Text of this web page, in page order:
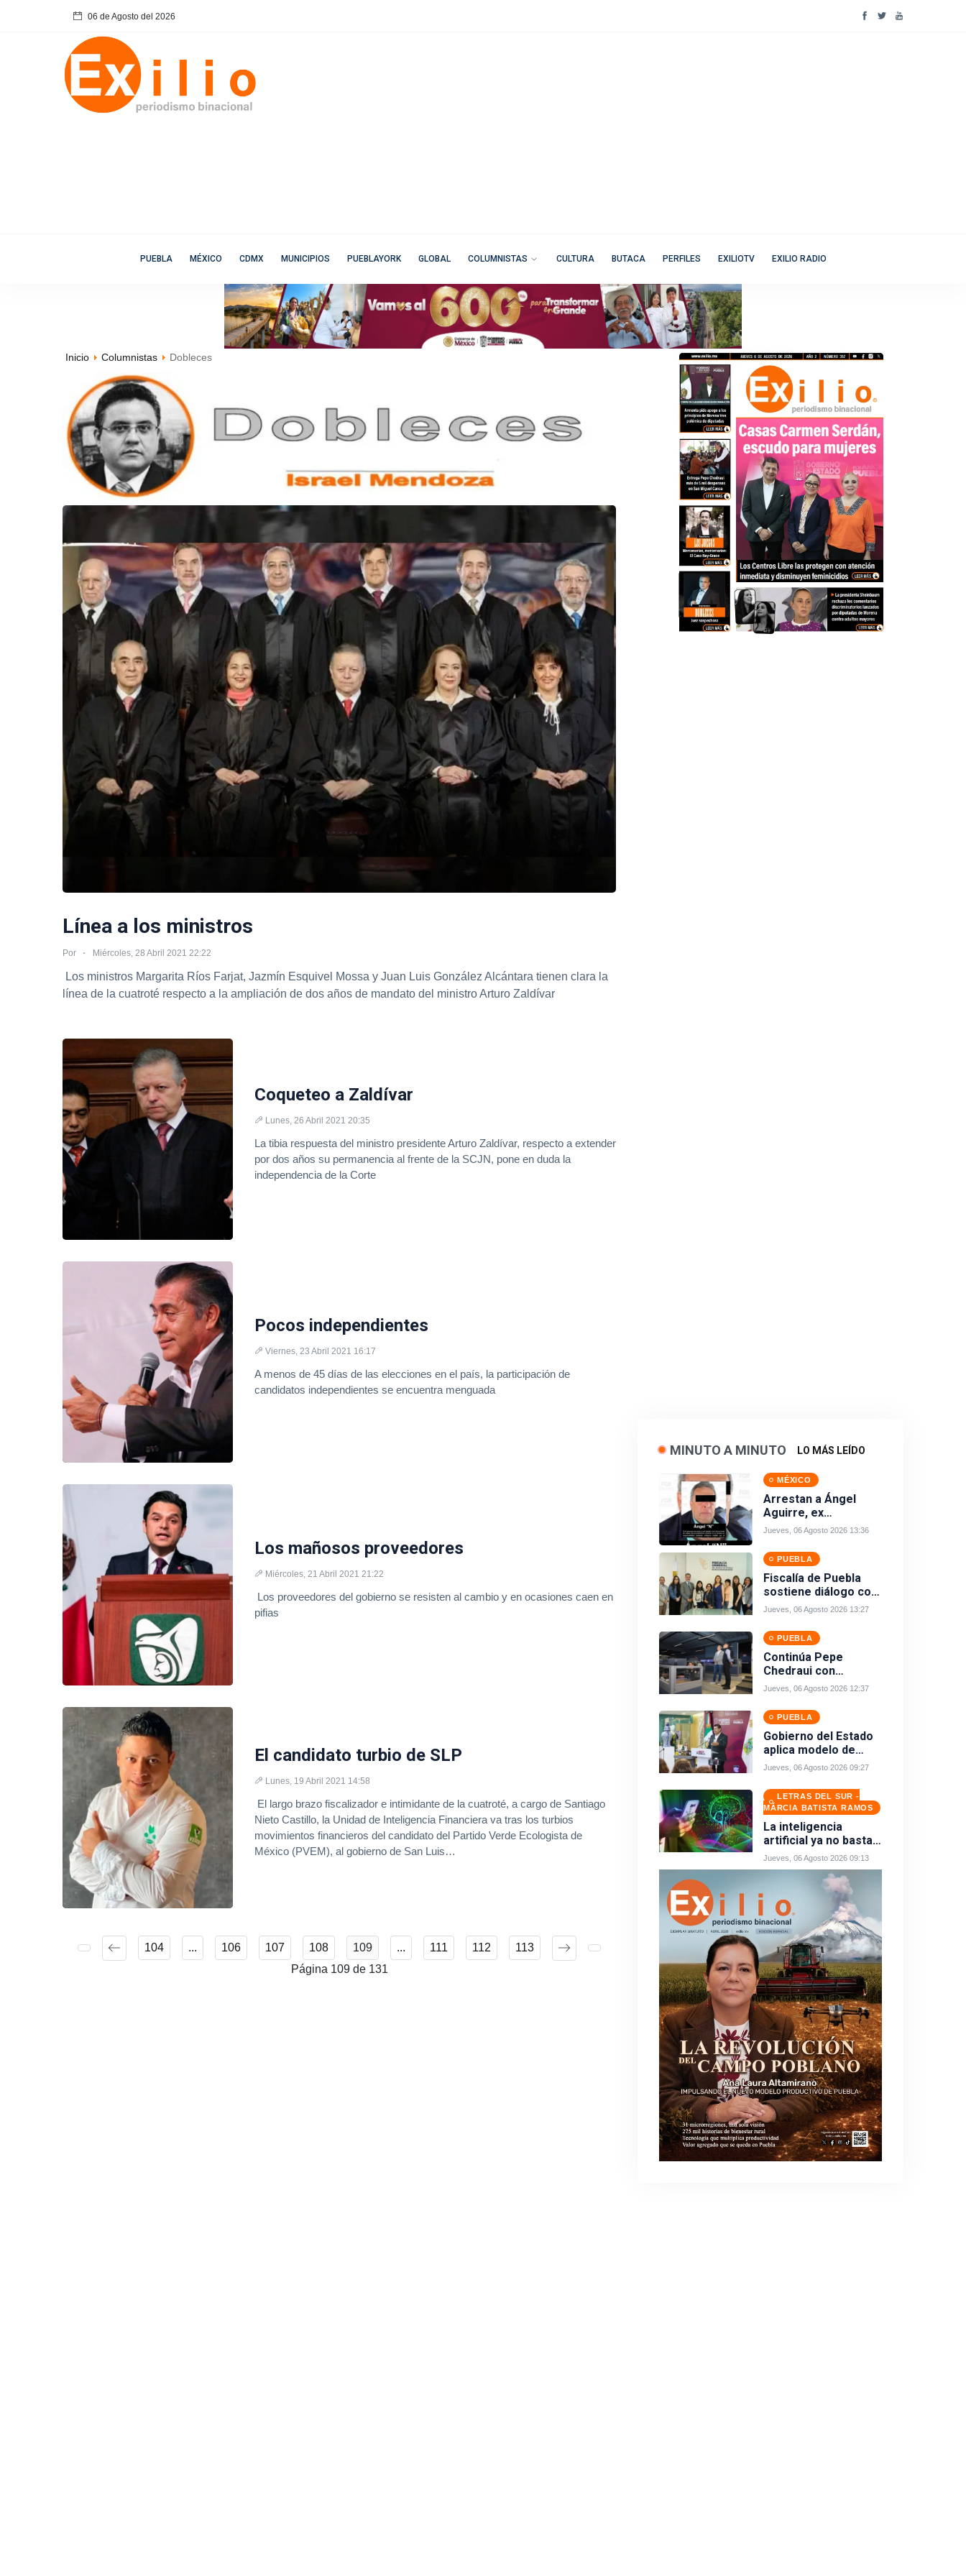
06 de Agosto del 2026
PUEBLA MÉXICO CDMX MUNICIPIOS PUEBLAYORK GLOBAL COLUMNISTAS CULTURA BUTACA PERFILES EXILIOTV EXILIO RADIO
Inicio Columnistas Dobleces
Línea a los ministros
Por Miércoles, 28 Abril 2021 22:22
Los ministros Margarita Ríos Farjat, Jazmín Esquivel Mossa y Juan Luis González Alcántara tienen clara la
línea de la cuatroté respecto a la ampliación de dos años de mandato del ministro Arturo Zaldívar
Coqueteo a Zaldívar
Lunes, 26 Abril 2021 20:35
La tibia respuesta del ministro presidente Arturo Zaldívar, respecto a extender
por dos años su permanencia al frente de la SCJN, pone en duda la
independencia de la Corte
Pocos independientes
Viernes, 23 Abril 2021 16:17
A menos de 45 días de las elecciones en el país, la participación de
candidatos independientes se encuentra menguada
Los mañosos proveedores
Miércoles, 21 Abril 2021 21:22
Los proveedores del gobierno se resisten al cambio y en ocasiones caen en
pifias
El candidato turbio de SLP
Lunes, 19 Abril 2021 14:58
El largo brazo fiscalizador e intimidante de la cuatroté, a cargo de Santiago
Nieto Castillo, la Unidad de Inteligencia Financiera va tras los turbios
movimientos financieros del candidato del Partido Verde Ecologista de
México (PVEM), al gobierno de San Luis…
104 ... 106 107 108 109 ... 111 112
113
Página 109 de 131
MINUTO A MINUTO LO MÁS LEÍDO
MÉXICO
Arrestan a Ángel
Aguirre, ex
gobernador de
Ayotzinapa
Jueves, 06 Agosto 2026 13:36
PUEBLA
Fiscalía de Puebla
sostiene diálogo con
organizaciones
defensoras de la
libertad de prensa y
expresión
Jueves, 06 Agosto 2026 13:27
PUEBLA
Continúa Pepe
Chedraui con
monitoreo
temporada de lluvias
desde la DGERI
Jueves, 06 Agosto 2026 12:37
PUEBLA
Gobierno del Estado
aplica modelo de
desarrollo
generar riqueza
Jueves, 06 Agosto 2026 09:27
LETRAS DEL SUR -
MÁRCIA BATISTA RAMOS
La inteligencia
artificial ya no basta:
hacia la Era Wetware
Jueves, 06 Agosto 2026 09:13